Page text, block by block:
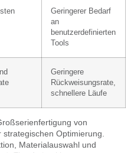
Geringerer Bedarf
an
benutzerdefinierten
Tools
Geringere
Rückweisungsrate,
schnellere Läufe
von
Optimierung.
Materialauswahl und